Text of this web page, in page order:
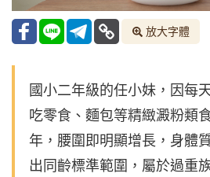
放大字體
國小二年級的任小妹，因每
吃零食、麵包等精緻澱粉類
年，腰圍即明顯增長，身體
出同齡標準範圍，屬於過重